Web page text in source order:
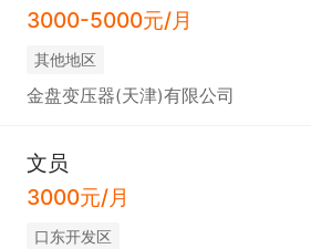
3000-5000元/月
其他地区
金盘变压器(天津)有限公司
文员
3000元/月
口东开发区